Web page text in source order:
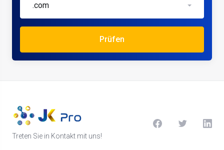
.com
Prüfen
Treten Sie in Kontakt mit uns!